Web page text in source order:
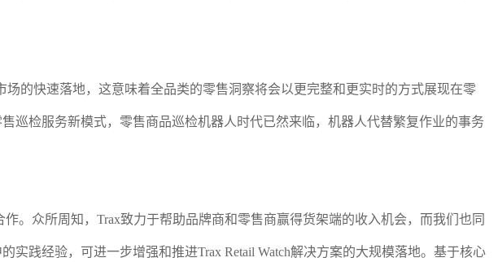
场的快速落地，这意味着全品类的零售洞察将会以更完整和更实时的方式展现在零
巡检服务新模式，零售商品巡检机器人时代已然来临，机器人代替繁复作业的事务
。众所周知，Trax致力于帮助品牌商和零售商赢得货架端的收入机会，而我们也同
践经验，可进一步增强和推进Trax Retail Watch解决方案的大规模落地。基于核心